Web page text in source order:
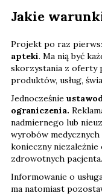
Jakie
Projekt po raz
apteki. Ma nią być
skorzystania z oferty
produktów, usług,
Jednocześnie
ograniczenia.
nadmiernego lub
wyrobów
konieczny
zdrowotnych pacjenta.
Informowanie o
ma natomiast